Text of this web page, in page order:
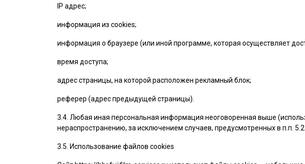
IP адрес;
информация из cookies;
информация о браузере (или иной программе, которая осуществляет
время доступа;
адрес страницы, на которой расположен рекламный блок;
реферер (адрес предыдущей страницы).
3.4. Любая иная персональная информация неоговоренная выше
нераспространению, за исключением случаев, предусмотренных в п.п.
3.5. Использование файлов cookies